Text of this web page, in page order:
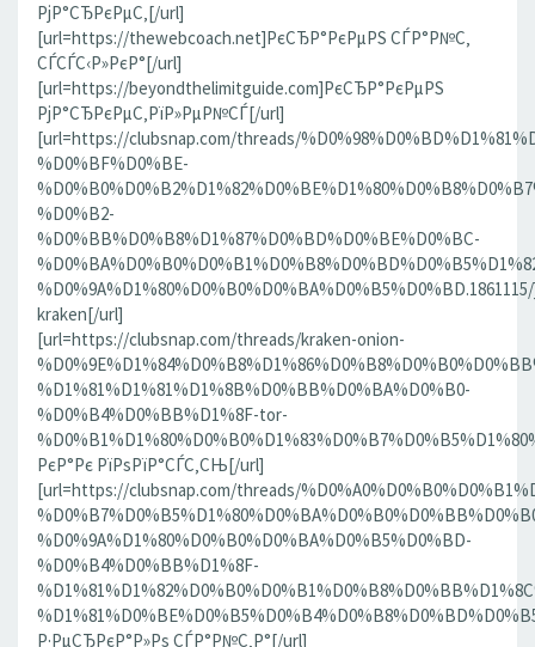
РјР°СЂРєРµС‚[/url]
[url=https://thewebcoach.net]РєСЂР°РєРµРЅ СЃР°Р№С‚
СЃСЃС‹Р»РєР°[/url]
[url=https://beyondthelimitguide.com]РєСЂР°РєРµРЅ
РјР°СЂРєРµС‚РїР»РµР№СЃ[/url]
[url=https://clubsnap.com/threads/
%D0%BF%D0%BE-
%D0%B2-
%D0%BB%D0%B8%D1%87%D0%BD%D0%BE%D0%BC-
kraken[/url]
[url=https://clubsnap.com/threads/kraken-onion-
%D1%81%D1%81%D1%8B%D0%BB%D0%BA%D0%B0-
%D0%B4%D0%BB%D1%8F-tor-
РєР°Рє РїРѕРїР°СЃС‚СЊ[/url]
[url=https://clubsnap.com/threads/
%D0%9A%D1%80%D0%B0%D0%BA%D0%B5%D0%BD-
%D0%B4%D0%BB%D1%8F-
Р·РµСЂРєР°Р»Рѕ СЃР°Р№С‚Р°[/url]